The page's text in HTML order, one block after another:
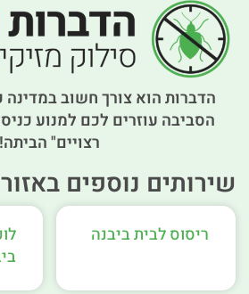
הדברות הוא צורך חשוב במדינה
הסביבה עוזרים לכם למנוע
רצויים" הביתה!
שירותים נוספים
ריסוס לבית ביבנה